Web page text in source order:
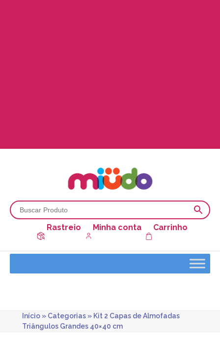
Rastreio Minha conta Carrinho
Início» Categorias» Kit 2 Capas de Almofadas
Triângulos Grandes 40×40 cm